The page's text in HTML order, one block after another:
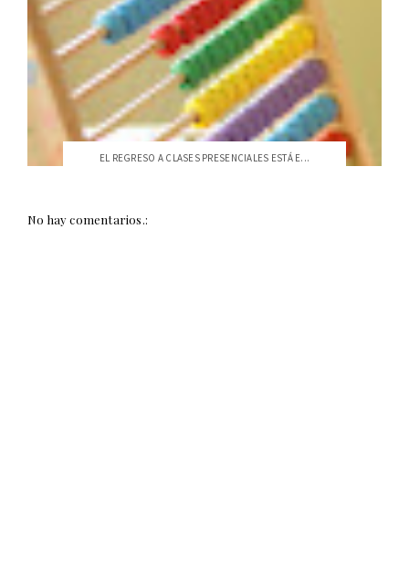
EL REGRESO A CLASES PRESENCIALES ESTÁ E...
No hay comentarios.: